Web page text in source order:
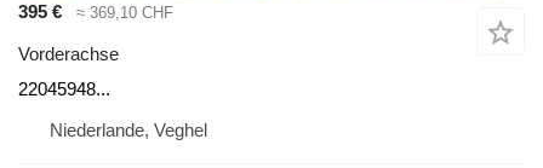
395 € ≈ 369,10 CHF
Vorderachse
22045948...
Niederlande, Veghel